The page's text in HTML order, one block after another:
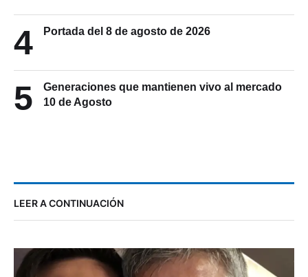
4 Portada del 8 de agosto de 2026
5
Generaciones que mantienen vivo al mercado
10 de Agosto
LEER A CONTINUACIÓN